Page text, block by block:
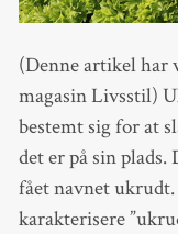
(Denne artikel har
magasin Livsstil)
bestemt sig for at
det er på sin plads.
fået navnet
karakterisere